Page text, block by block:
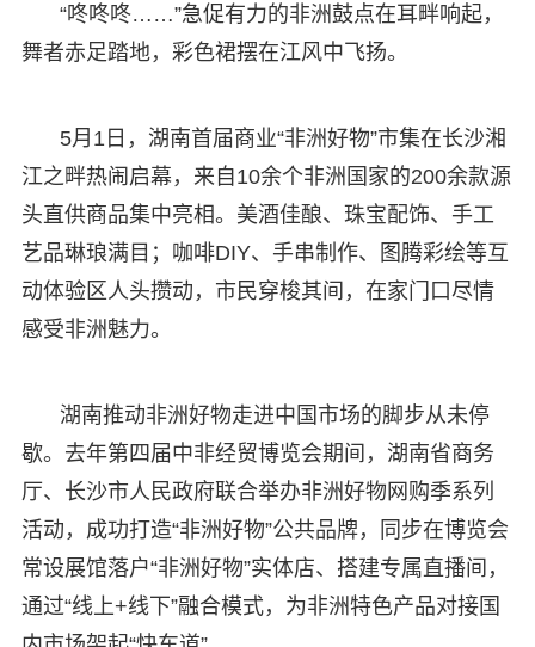
“咚咚咚……”急促有力的非洲鼓点在耳畔响起，
舞者赤足踏地，彩色裙摆在江风中飞扬。
5月1日，湖南首届商业“非洲好物”市集在长沙湘
江之畔热闹启幕，来自10余个非洲国家的200余款源
头直供商品集中亮相。美酒佳酿、珠宝配饰、手工
艺品琳琅满目；咖啡DIY、手串制作、图腾彩绘等互
动体验区人头攒动，市民穿梭其间，在家门口尽情
感受非洲魅力。
湖南推动非洲好物走进中国市场的脚步从未停
歇。去年第四届中非经贸博览会期间，湖南省商务
厅、长沙市人民政府联合举办非洲好物网购季系列
活动，成功打造“非洲好物”公共品牌，同步在博览会
常设展馆落户“非洲好物”实体店、搭建专属直播间，
通过“线上+线下”融合模式，为非洲特色产品对接国